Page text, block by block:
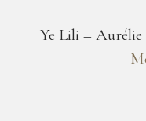
Ye Lili –